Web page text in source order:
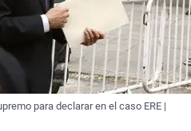
para declarar en el caso ERE |